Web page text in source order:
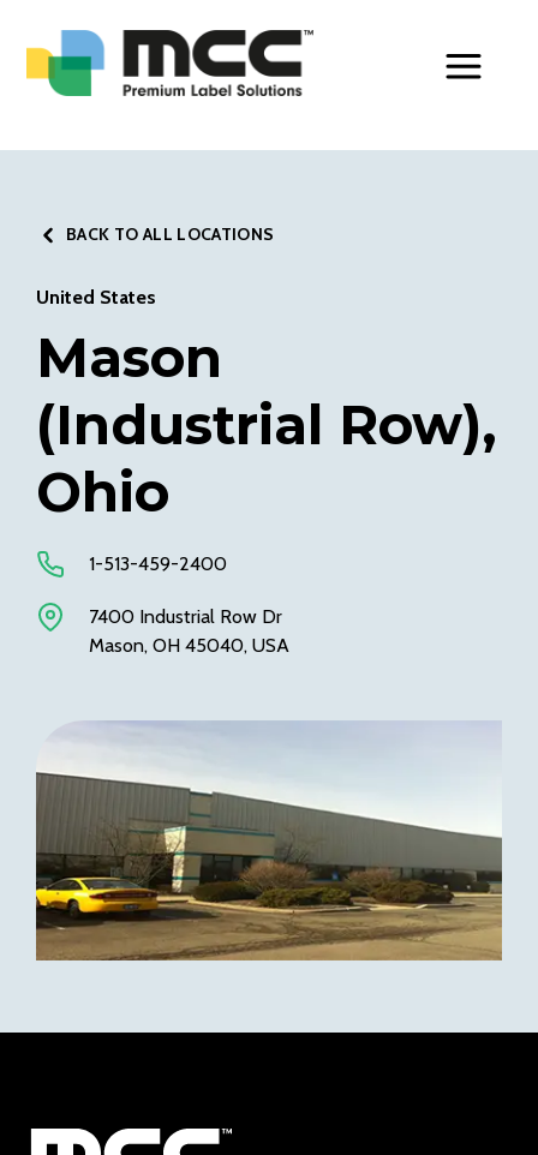
BACK TO ALL LOCATIONS
United States
Mason
(Industrial Row),
Ohio
1-513-459-2400
7400 Industrial Row Dr
Mason, OH 45040, USA